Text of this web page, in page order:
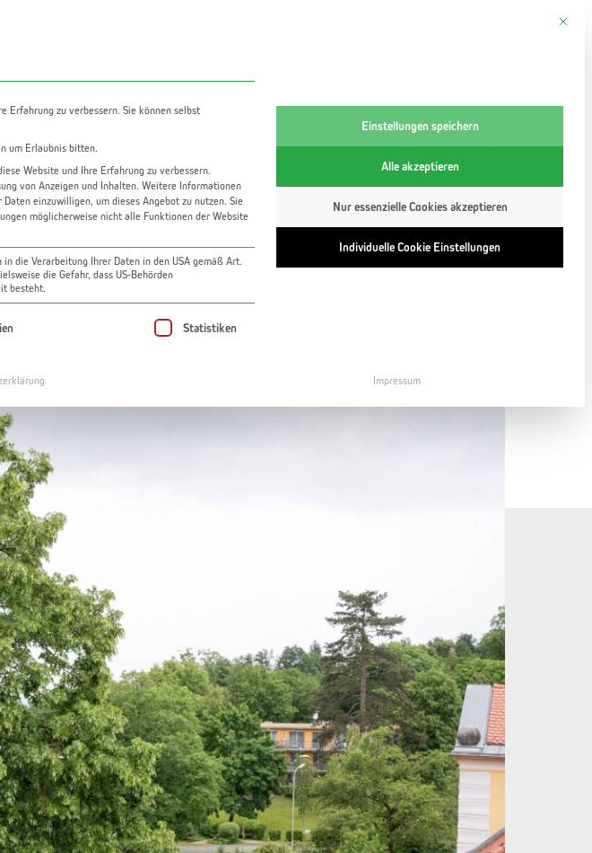
kaufen
| Tiefgaragenparkplatz
Mit
Erfahrung zu verbessern. Sie können selbst
um Erlaubnis bitten.
Website und Ihre Erfahrung zu verbessern.
von Anzeigen und Inhalten. Weitere Informationen
einzuwilligen, um dieses Angebot zu nutzen. Sie
möglicherweise nicht alle Funktionen der Website
die Verarbeitung Ihrer Daten in den USA gemäß Art.
die Gefahr, dass US-Behörden
besteht.
kann. Die erste Service-Gruppe ist essenziell und kann nicht
Statistiken
Einstellungen speichern
Alle akzeptieren
Nur essenzielle Cookies akzeptieren
Individuelle Cookie Einstellungen
Impressum